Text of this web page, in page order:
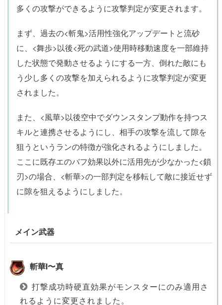
多くの攻撃ができるように攻撃判定が変更されます。
まず、過去の<斬鬼>活用性強化アップデートと流砂
に、<舞歩>以後<死の武道>使用時移動速度を一部維持
した状態で発動させるようにする一方、倒れた敵にも
う少し多くの攻撃を加えられるように攻撃判定が変更
されました。
また、<風華>以後空中でダウンスタンプ動作を持つス
キルと連携させるようにし、相手の攻撃を流して隙を
狙うというランの特徴が強化されるようにしました。
ここに既存エのバフ効果以外に活用先が少なかった<鎖
刃>の場合、<斬華>の一部判定を移転して敵に接近せず
に隙を狙えるようにしました。
メイン武器
斬華I〜真
打撃成功時硬直効果がモンスターにのみ適用さ
れるように変更されました。